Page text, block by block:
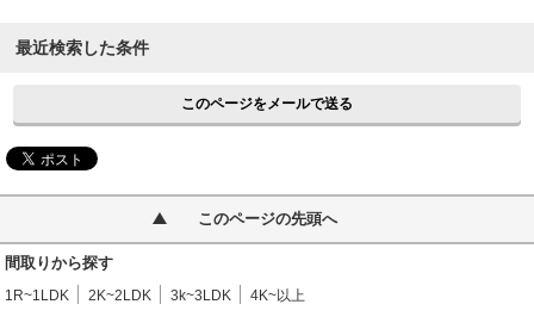
最近検索した条件
このページをメールで送る
このページの先頭へ
間取りから探す
1R~1LDK 2K~2LDK 3k~3LDK 4K~以上